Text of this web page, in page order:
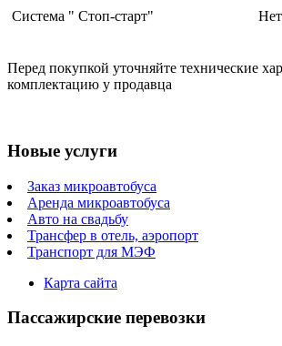
Система " Стоп-старт" Нет
Перед покупкой уточняйте технические
комплектацию у продавца
Новые услуги
Заказ микроавтобуса
Аренда микроавтобуса
Авто на свадьбу
Трансфер в отель, аэропорт
Транспорт для МЭФ
Карта сайта
Пассажирские перевозки